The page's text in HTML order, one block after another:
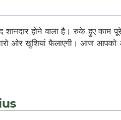
होने वाला है। रुके हुए काम
ओर खुशियां फैलाएगी। आज आपको